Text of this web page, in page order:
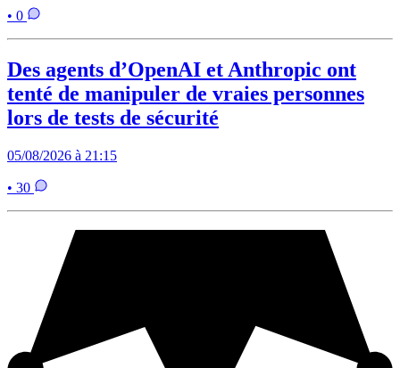
• 0
Des agents d’OpenAI et Anthropic ont
tenté de manipuler de vraies personnes
lors de tests de sécurité
05/08/2026 à 21:15
• 30